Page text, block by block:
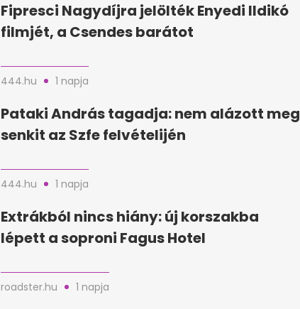
Fipresci Nagydíjra jelölték Enyedi Ildikó
filmjét, a Csendes barátot
444.hu 1 napja
Pataki András tagadja: nem alázott meg
senkit az Szfe felvételijén
444.hu 1 napja
Extrákból nincs hiány: új korszakba
lépett a soproni Fagus Hotel
roadster.hu 1 napja